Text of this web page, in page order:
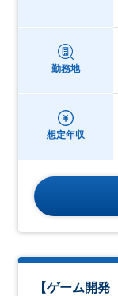
勤務地
想定年収
【ゲーム開